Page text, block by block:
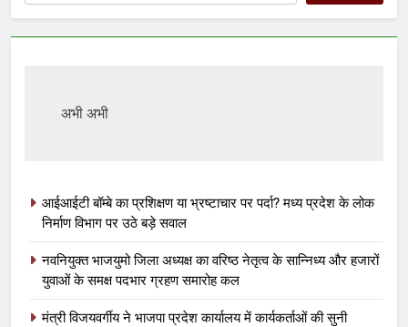
अभी अभी
आईआईटी बॉम्बे का प्रशिक्षण या भ्रष्टाचार पर पर्दा? मध्य प्रदेश के लोक
निर्माण विभाग पर उठे बड़े सवाल
नवनियुक्त भाजयुमो जिला अध्यक्ष का वरिष्ठ नेतृत्व के सान्निध्य और हजारों
युवाओं के समक्ष पदभार ग्रहण समारोह कल
मंत्री विजयवर्गीय ने भाजपा प्रदेश कार्यालय में कार्यकर्ताओं की सुनी